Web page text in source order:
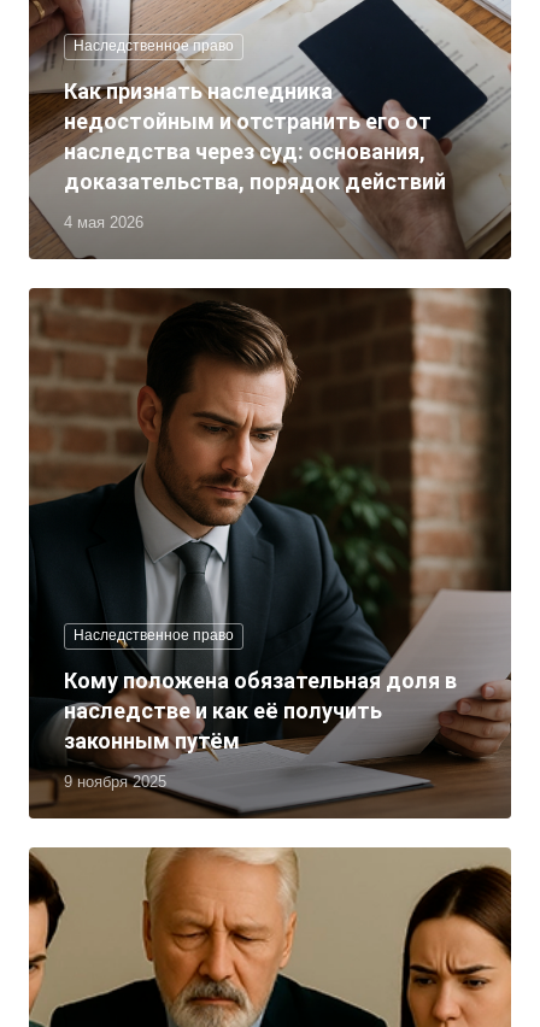
Наследственное право
4 мая 2026
Как признать наследника
недостойным и отстранить его от
наследства через суд: основания,
доказательства, порядок действий
Наследственное право
9 ноября 2025
Кому положена обязательная доля в
наследстве и как её получить
законным путём